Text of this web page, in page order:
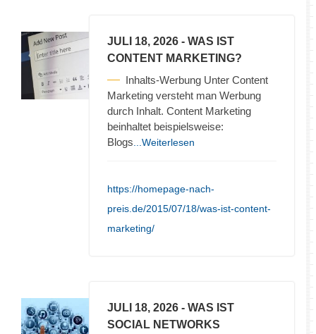
JULI 18, 2026 - WAS IST
CONTENT MARKETING?
Inhalts-Werbung Unter Content
Marketing versteht man Werbung
durch Inhalt. Content Marketing
beinhaltet beispielsweise:
Blogs ...Weiterlesen
https://homepage-nach-
preis.de/2015/07/18/was-ist-content-
marketing/
JULI 18, 2026 - WAS IST
SOCIAL NETWORKS